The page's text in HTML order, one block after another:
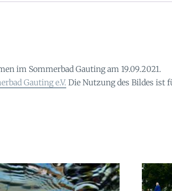
im Sommerbad Gauting am 19.09.2021.
Gauting e.V. Die Nutzung des Bildes ist